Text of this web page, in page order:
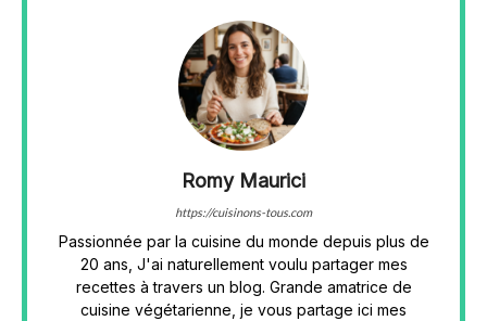
Romy Maurici
https://cuisinons-tous.com
Passionnée par la cuisine du monde depuis plus de
20 ans, J'ai naturellement voulu partager mes
recettes à travers un blog. Grande amatrice de
cuisine végétarienne, je vous partage ici mes